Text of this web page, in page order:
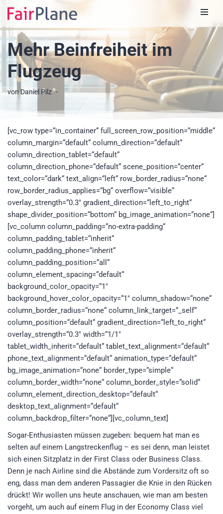
Zum
Inhalt
Mehr Beinfreiheit im
Flugzeug
vonDaniel Pilz
[vc_row type=“in_container“ full_screen_row_position=“middle“
column_margin=“default“ column_direction=“default“
column_direction_tablet=“default“
column_direction_phone=“default“ scene_position=“center“
text_color=“dark“ text_align=“left“ row_border_radius=“none“
row_border_radius_applies=“bg“ overflow=“visible“
overlay_strength=“0.3″ gradient_direction=“left_to_right“
shape_divider_position=“bottom“ bg_image_animation=“none“]
[vc_column column_padding=“no-extra-padding“
column_padding_tablet=“inherit“
column_padding_phone=“inherit“
column_padding_position=“all“
column_element_spacing=“default“
background_color_opacity=“1″
background_hover_color_opacity=“1″ column_shadow=“none“
column_border_radius=“none“ column_link_target=“_self“
column_position=“default“ gradient_direction=“left_to_right“
overlay_strength=“0.3″ width=“1/1″
tablet_width_inherit=“default“ tablet_text_alignment=“default“
phone_text_alignment=“default“ animation_type=“default“
bg_image_animation=“none“ border_type=“simple“
column_border_width=“none“ column_border_style=“solid“
column_element_direction_desktop=“default“
desktop_text_alignment=“default“
column_backdrop_filter=“none“][vc_column_text]
Sogar-Enthusiasten müssen zugeben: bequem hat man es
selten auf einem Langstreckenflug – es sei denn, man leistet
sich einen Sitzplatz in der First Class oder Business Class.
Denn je nach Airline sind die Abstände zum Vordersitz oft so
eng, dass man dem anderen Passagier die Knie in den Rücken
drückt! Wir wollen uns heute anschauen, wie man am besten
vorgeht, um auch auf einem Flug in der Economy Class viel